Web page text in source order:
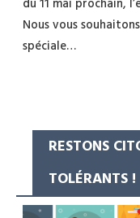
du 11 mai prochain,
Nous vous
spéciale…
RESTONS
TOLÉRANTS !